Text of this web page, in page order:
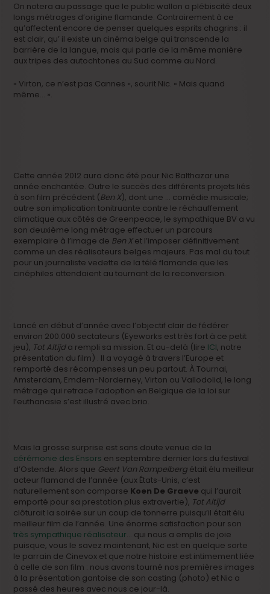
On notera au passage que le public wallon a plébiscité deux
longs métrages d’origine flamande. Contrairement à ce
qu’affectent encore de penser quelques esprits chagrins : il
est clair, qu’ il existe un cinéma belge qui transcende la
barrière de la langue, mais qui parle de la même manière
aux tripes des autochtones au Sud comme au Nord.
« Virton, ce n’est pas Cannes », sourit Nic. « Mais quand
même… ».
Cette année 2012 aura donc été pour Nic Balthazar une
année enchantée. Outre le succès des différents projets liés
à son film précédent (Ben X), dont une … comédie musicale;
outre son implication tonitruante contre le réchauffement
climatique aux côtés de Greenpeace, le sympathique BV a vu
son deuxième long métrage effectuer un parcours
exemplaire à l’image de Ben Xet l’imposer définitivement
comme un des réalisateurs belges majeurs. Pas mal du tout
pour un journaliste vedette de la télé flamande que les
cinéphiles attendaient au tournant de la reconversion.
Lancé en début d’année avec l’objectif clair de fédérer
environ 200.000 sectateurs (Eyeworks est très fort à ce petit
jeu), Tot Altijda rempli sa mission. Et au-delà (lire ICI, notre
présentation du film) . Il a voyagé à travers l’Europe et
remporté des récompenses un peu partout. À Tournai,
Amsterdam, Emdem-Norderney, Virton ou Vallodolid, le long
métrage qui retrace l’adoption en Belgique de la loi sur
l’euthanasie s’est illustré avec brio.
Mais la grosse surprise est sans doute venue de la
cérémonie des Ensors en septembre dernier lors du festival
d’Ostende. Alors que Geert Van Rampelberg était élu meilleur
acteur flamand de l’année (aux États-Unis, c’est
naturellement son comparse Koen De Graeve qui l’aurait
emporté pour sa prestation plus extravertie), Tot Altijd
clôturait la soirée sur un coup de tonnerre puisqu’il était élu
meilleur film de l’année. Une énorme satisfaction pour son
très sympathique réalisateur… qui nous a emplis de joie
puisque, vous le savez maintenant, Nic est en quelque sorte
le parrain de Cinevox et que notre histoire est intimement liée
à celle de son film : nous avons tourné nos premières images
à la présentation gantoise de son casting (photo) et Nic a
passé des heures avec nous ce jour-là.